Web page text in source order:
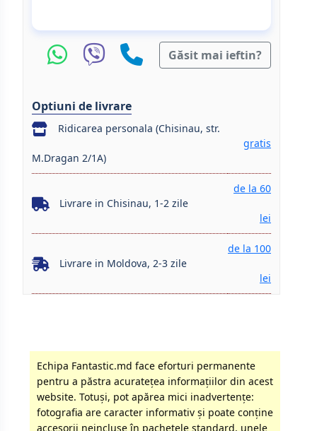
Găsit mai ieftin?
Optiuni de livrare
Ridicarea personala (Chisinau, str.
M.Dragan 2/1A)
gratis
Livrare in Chisinau, 1-2 zile
de la 60
lei
Livrare in Moldova, 2-3 zile
de la 100
lei
Echipa Fantastic.md face eforturi permanente
pentru a păstra acurateţea informaţiilor din acest
website. Totuși, pot apărea mici inadvertenţe:
fotografia are caracter informativ şi poate conţine
accesorii neincluse în pachetele standard, unele